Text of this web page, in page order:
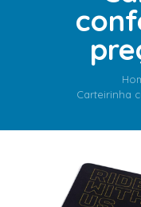
Carteirinha